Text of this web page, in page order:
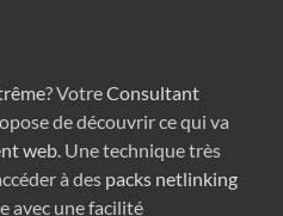
? VotreConsultant
de découvrir ce qui va
web. Une technique très
à des packs netlinking
avec une facilité